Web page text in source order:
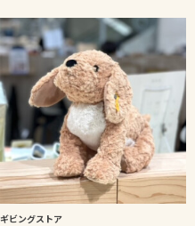
ギビングストア